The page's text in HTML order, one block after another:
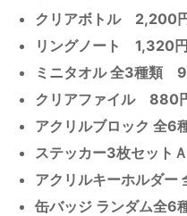
クリアボトル 2,200
リングノート 1,320
ミニタオル 全3種類
クリアファイル 880
アクリルブロック 全
ステッカー3枚セッ
アクリルキーホルダ
缶バッジ ランダム全